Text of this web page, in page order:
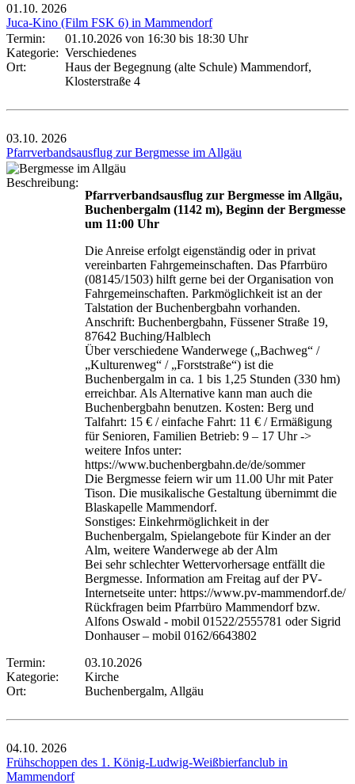
01.10. 2026
Juca-Kino (Film FSK 6) in Mammendorf
Termin:
01.10.2026 von 16:30 bis 18:30 Uhr
Kategorie: Verschiedenes
Ort:
Haus der Begegnung (alte Schule) Mammendorf,
Klosterstraße 4
03.10. 2026
Pfarrverbandsausflug zur Bergmesse im Allgäu
Beschreibung:
Pfarrverbandsausflug zur Bergmesse im Allgäu,
Buchenbergalm (1142 m), Beginn der Bergmesse
um 11:00 Uhr
Die Anreise erfolgt eigenständig oder in privat
vereinbarten Fahrgemeinschaften. Das Pfarrbüro
(08145/1503) hilft gerne bei der Organisation von
Fahrgemeinschaften. Parkmöglichkeit ist an der
Talstation der Buchenbergbahn vorhanden.
Anschrift: Buchenbergbahn, Füssener Straße 19,
87642 Buching/Halblech
Über verschiedene Wanderwege („Bachweg“ /
„Kulturenweg“ / „Forststraße“) ist die
Buchenbergalm in ca. 1 bis 1,25 Stunden (330 hm)
erreichbar. Als Alternative kann man auch die
Buchenbergbahn benutzen. Kosten: Berg und
Talfahrt: 15 € / einfache Fahrt: 11 € / Ermäßigung
für Senioren, Familien Betrieb: 9 – 17 Uhr ->
weitere Infos unter:
https://www.buchenbergbahn.de/de/sommer
Die Bergmesse feiern wir um 11.00 Uhr mit Pater
Tison. Die musikalische Gestaltung übernimmt die
Blaskapelle Mammendorf.
Sonstiges: Einkehrmöglichkeit in der
Buchenbergalm, Spielangebote für Kinder an der
Alm, weitere Wanderwege ab der Alm
Bei sehr schlechter Wettervorhersage entfällt die
Bergmesse. Information am Freitag auf der PV-
Internetseite unter: https://www.pv-mammendorf.de/
Rückfragen beim Pfarrbüro Mammendorf bzw.
Alfons Oswald - mobil 01522/2555781 oder Sigrid
Donhauser – mobil 0162/6643802
Termin:
03.10.2026
Kategorie:
Kirche
Ort:
Buchenbergalm, Allgäu
04.10. 2026
Frühschoppen des 1. König-Ludwig-Weißbierfanclub in
Mammendorf